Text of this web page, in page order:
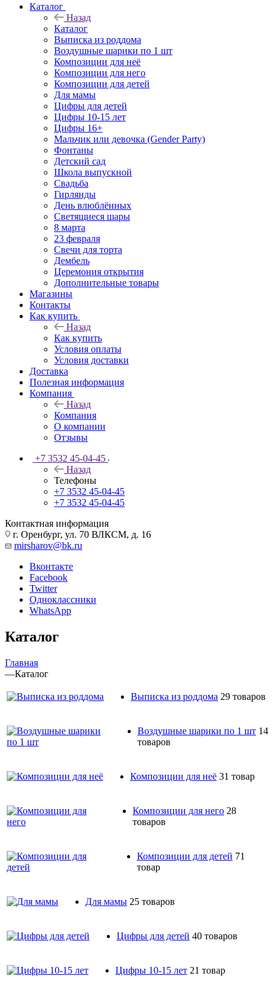
Каталог
Назад
Каталог
Выписка из роддома
Воздушные шарики по 1 шт
Композиции для неё
Композиции для него
Композиции для детей
Для мамы
Цифры для детей
Цифры 10-15 лет
Цифры 16+
Мальчик или девочка (Gender Party)
Фонтаны
Детский сад
Школа выпускной
Свадьба
Гирлянды
День влюблённых
Светящиеся шары
8 марта
23 февраля
Свечи для торта
Дембель
Церемония открытия
Дополнительные товары
Магазины
Контакты
Как купить
Назад
Как купить
Условия оплаты
Условия доставки
Доставка
Полезная информация
Компания
Назад
Компания
О компании
Отзывы
+7 3532 45-04-45
Назад
Телефоны
+7 3532 45-04-45
+7 3532 45-04-45
Контактная информация
г. Оренбург, ул. 70 ВЛКСМ, д. 16
mirsharov@bk.ru
Вконтакте
Facebook
Twitter
Одноклассники
WhatsApp
Каталог
Главная
—Каталог
Выписка из роддома 29 товаров
Воздушные шарики по 1 шт 14
товаров
Композиции для неё 31 товар
Композиции для него 28
товаров
Композиции для детей 71
товар
Для мамы 25 товаров
Цифры для детей 40 товаров
Цифры 10-15 лет 21 товар